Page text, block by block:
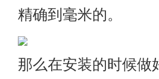
精确到毫米的。
那么在安装的时候做